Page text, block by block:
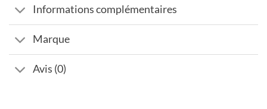
Informations complémentaires
Marque
Avis (0)